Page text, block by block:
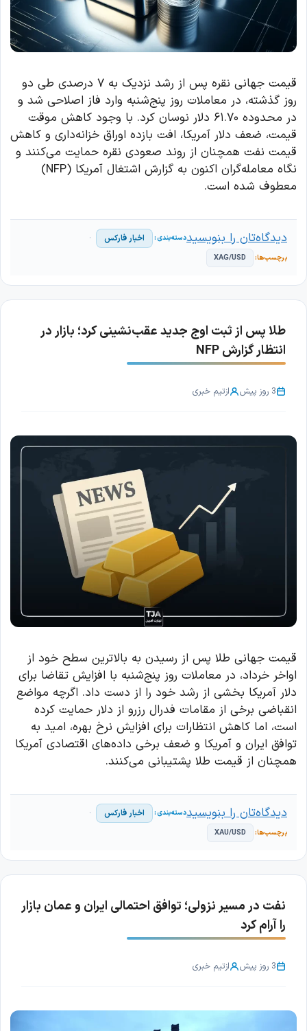
قیمت جهانی نقره پس از رشد نزدیک به ۷ درصدی طی دو
روز گذشته، در معاملات روز پنج‌شنبه وارد فاز اصلاحی شد و
در محدوده ۶۱.۷۰ دلار نوسان کرد. با وجود کاهش موقت
قیمت، ضعف دلار آمریکا، افت بازده اوراق خزانه‌داری و کاهش
قیمت نفت همچنان از روند صعودی نقره حمایت می‌کنند و
نگاه معامله‌گران اکنون به گزارش اشتغال آمریکا (NFP)
معطوف شده است.
اخبار فارکس
XAG/USD
دیدگاه‌تان را بنویسید
طلا پس از ثبت اوج جدید عقب‌نشینی کرد؛ بازار در
انتظار گزارش NFP
3 روز پیش ازتیم خبری
قیمت جهانی طلا پس از رسیدن به بالاترین سطح خود از
اواخر خرداد، در معاملات روز پنج‌شنبه با افزایش تقاضا برای
دلار آمریکا بخشی از رشد خود را از دست داد. اگرچه مواضع
انقباضی برخی از مقامات فدرال رزرو از دلار حمایت کرده
است، اما کاهش انتظارات برای افزایش نرخ بهره، امید به
توافق ایران و آمریکا و ضعف برخی داده‌های اقتصادی آمریکا
همچنان از قیمت طلا پشتیبانی می‌کنند.
اخبار فارکس
XAU/USD
دیدگاه‌تان را بنویسید
نفت در مسیر نزولی؛ توافق احتمالی ایران و عمان بازار
را آرام کرد
3 روز پیش ازتیم خبری